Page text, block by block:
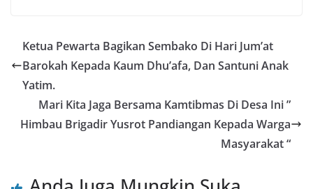
Ketua Pewarta Bagikan Sembako Di Hari Jum’at
Barokah Kepada Kaum Dhu’afa, Dan Santuni Anak
Yatim.
Mari Kita Jaga Bersama Kamtibmas Di Desa Ini ”
Himbau Brigadir Yusrot Pandiangan Kepada Warga
Masyarakat “